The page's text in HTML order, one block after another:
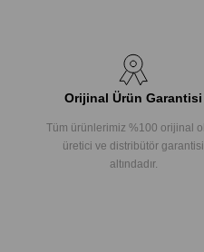
Orijinal Ürün Garantisi
Tüm ürünlerimiz %100 orijinal
üretici ve distribütör garantisi
altındadır.